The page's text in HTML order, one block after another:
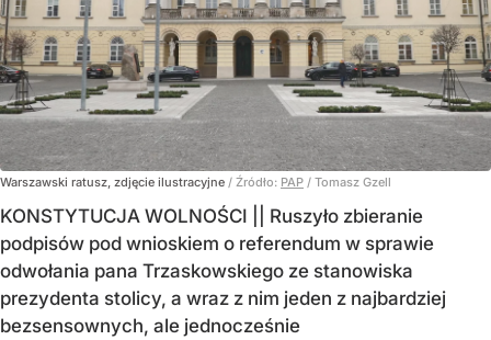
Warszawski ratusz, zdjęcie ilustracyjne / Źródło: PAP / Tomasz Gzell
KONSTYTUCJA WOLNOŚCI || Ruszyło zbieranie
podpisów pod wnioskiem o referendum w sprawie
odwołania pana Trzaskowskiego ze stanowiska
prezydenta stolicy, a wraz z nim jeden z najbardziej
bezsensownych, ale jednocześnie